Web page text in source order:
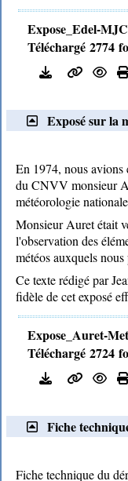
Expose_Edel-
Téléchargé 2774
Exposé sur la
En 1974, nous
du CNVV monsieur
météorologie
Monsieur Auret était
l'observation des
météos auxquels
Ce texte rédigé par
fidèle de cet exposé
Expose_Auret-
Téléchargé 2724
Fiche
Fiche technique du